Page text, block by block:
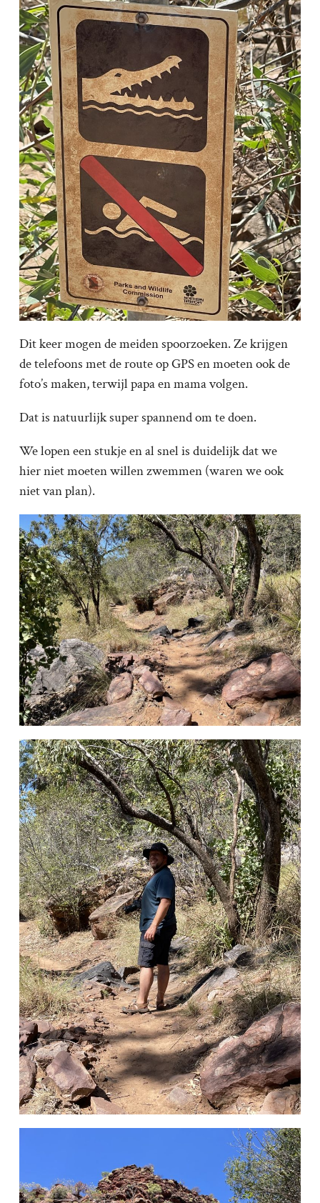
Dit keer mogen de meiden spoorzoeken. Ze krijgen
de telefoons met de route op GPS en moeten ook de
foto’s maken, terwijl papa en mama volgen.
Dat is natuurlijk super spannend om te doen.
We lopen een stukje en al snel is duidelijk dat we
hier niet moeten willen zwemmen (waren we ook
niet van plan).